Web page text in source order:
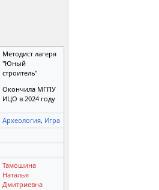
Методист лагеря
"Юный
строитель"
Окончила МГПУ
ИЦО в 2024 году
Археология, Игра
Тамошина
Наталья
Дмитриевна